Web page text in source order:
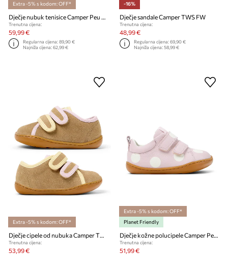
Extra -5% s kodom: OFF*
Dječje nubuk tenisice Camper Peu Path Kids
Trenutna cijena:
59,99 €
Regularna cijena:89,90 €
Najniža cijena:62,99 €
-16%
Dječje sandale Camper TWS FW
Trenutna cijena:
48,99 €
Regularna cijena:69,90 €
Najniža cijena:58,99 €
Extra -5% s kodom: OFF*
Dječje cipele od nubuka Camper TWS FW
Trenutna cijena:
53,99 €
Extra -5% s kodom: OFF*
Planet Friendly
Dječje kožne polucipele Camper Peu Cami TWS FW
Trenutna cijena:
51,99 €